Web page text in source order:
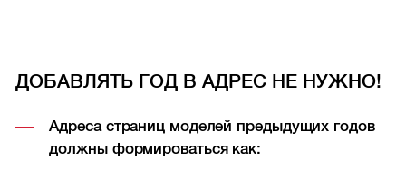
ДОБАВЛЯТЬ ГОД В АДРЕС НЕ НУЖНО!
Адреса страниц моделей предыдущих годов
должны формироваться как: